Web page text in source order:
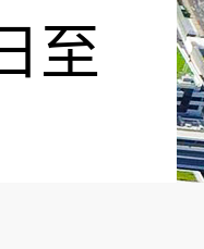
至